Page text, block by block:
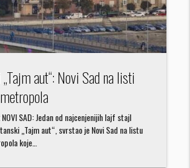
aut“: Novi Sad na listi
SAD: Jedan od najcenjenijih lajf stajl
„Tajm aut“, svrstao je Novi Sad na listu
koje…